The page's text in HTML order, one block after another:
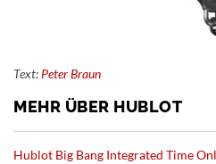
Text: Peter Braun
MEHR ÜBER HUBLOT
Hublot Big Bang Integrated Time